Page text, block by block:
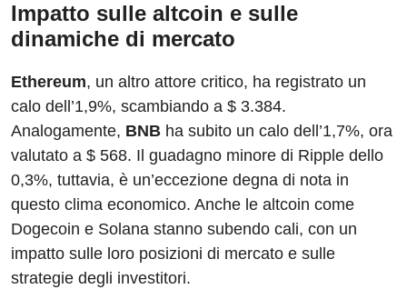
Impatto sulle altcoin e sulle
dinamiche di mercato
Ethereum, un altro attore critico, ha registrato un
calo dell’1,9%, scambiando a $ 3.384.
Analogamente, BNB ha subito un calo dell’1,7%, ora
valutato a $ 568. Il guadagno minore di Ripple dello
0,3%, tuttavia, è un’eccezione degna di nota in
questo clima economico. Anche le altcoin come
Dogecoin e Solana stanno subendo cali, con un
impatto sulle loro posizioni di mercato e sulle
strategie degli investitori.